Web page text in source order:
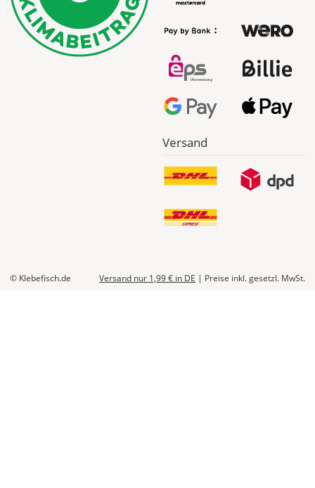
Versand
© Klebefisch.de Versand nur 1,99 € in DE | Preise inkl. gesetzl. MwSt.